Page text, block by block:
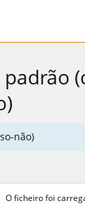
não)
O ficheiro foi